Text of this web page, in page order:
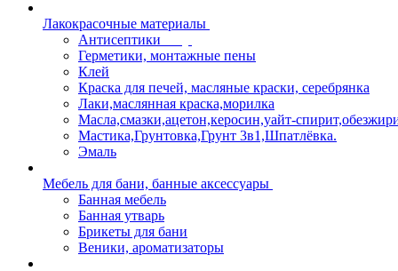
Лакокрасочные материалы
Антисептики
Герметики, монтажные пены
Клей
Краска для печей, масляные краски, серебрянка
Лаки,маслянная краска,морилка
Масла,смазки,ацетон,керосин,уайт-
Мастика,Грунтовка,Грунт 3в1,Шпатлёвка.
Эмаль
Мебель для бани, банные аксессуары
Банная мебель
Банная утварь
Брикеты для бани
Веники, ароматизаторы